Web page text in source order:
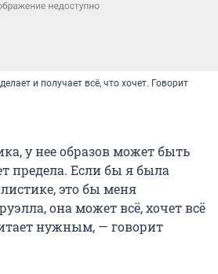
и получает всё, что хочет. Говорит
у нее образов может быть
предела. Если бы я была
это бы меня
она может всё, хочет всё
нужным, — говорит